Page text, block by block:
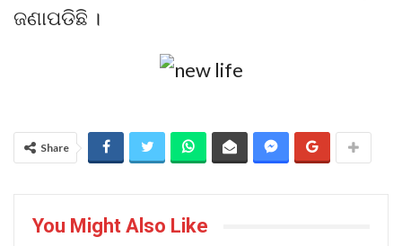
ଜଣାପଡିଛି ।
Share
You Might Also Like